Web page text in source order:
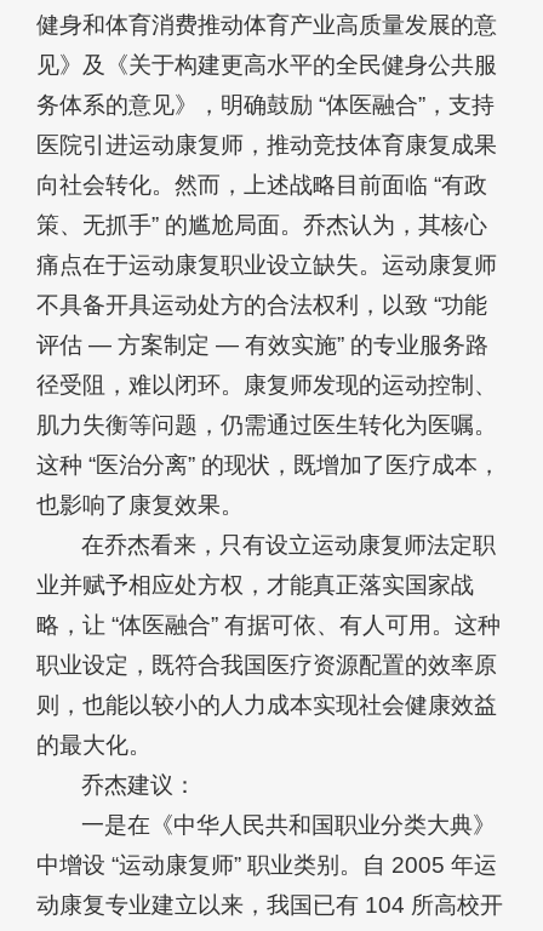
健身和体育消费推动体育产业高质量发展的意
见》及《关于构建更高水平的全民健身公共服
务体系的意见》，明确鼓励 “体医融合”，支持
医院引进运动康复师，推动竞技体育康复成果
向社会转化。然而，上述战略目前面临 “有政
策、无抓手” 的尴尬局面。乔杰认为，其核心
痛点在于运动康复职业设立缺失。运动康复师
不具备开具运动处方的合法权利，以致 “功能
评估 — 方案制定 — 有效实施” 的专业服务路
径受阻，难以闭环。康复师发现的运动控制、
肌力失衡等问题，仍需通过医生转化为医嘱。
这种 “医治分离” 的现状，既增加了医疗成本，
也影响了康复效果。
在乔杰看来，只有设立运动康复师法定职
业并赋予相应处方权，才能真正落实国家战
略，让 “体医融合” 有据可依、有人可用。这种
职业设定，既符合我国医疗资源配置的效率原
则，也能以较小的人力成本实现社会健康效益
的最大化。
乔杰建议：
一是在《中华人民共和国职业分类大典》
中增设 “运动康复师” 职业类别。自 2005 年运
动康复专业建立以来，我国已有 104 所高校开